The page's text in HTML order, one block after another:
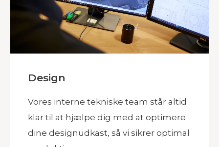
Design
Vores interne tekniske team står altid
klar til at hjælpe dig med at optimere
dine designudkast, så vi sikrer optimal